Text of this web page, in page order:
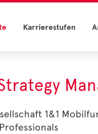
Karrierestufen
1&1